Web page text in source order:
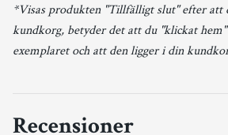
*Visas produkten "Tillfälligt slut" efter att
kundkorg, betyder det att du "klickat
exemplaret och att den ligger i din
Recensioner